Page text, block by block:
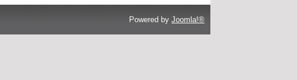
Powered by Joomla!®